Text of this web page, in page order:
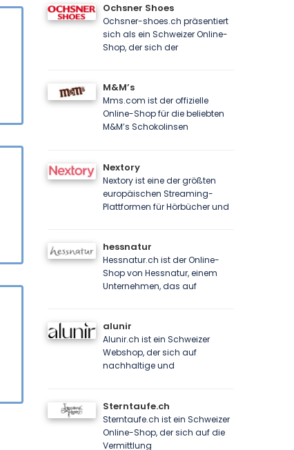
Ochsner Shoes
Ochsner-shoes.ch präsentiert
sich als ein Schweizer Online-
Shop, der sich der
M&M’s
Mms.com ist der offizielle
Online-Shop für die beliebten
M&M’s Schokolinsen
Nextory
Nextory ist eine der größten
europäischen Streaming-
Plattformen für Hörbücher und
hessnatur
Hessnatur.ch ist der Online-
Shop von Hessnatur, einem
Unternehmen, das auf
alunir
Alunir.ch ist ein Schweizer
Webshop, der sich auf
nachhaltige und
Sterntaufe.ch
Sterntaufe.ch ist ein Schweizer
Online-Shop, der sich auf die
Vermittlung